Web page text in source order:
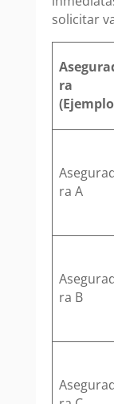
solicitar
ra
ra A
ra B